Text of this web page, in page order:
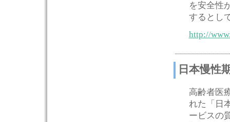
を安全性
するとし
http://
日本慢性
高齢者医
れた「日
ービスの